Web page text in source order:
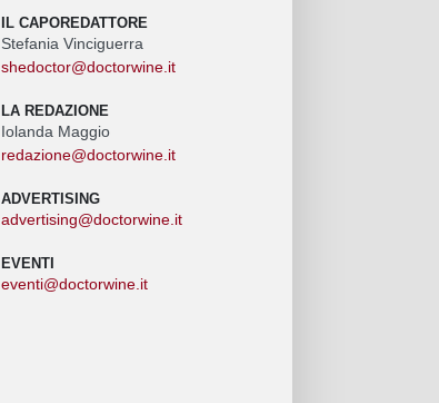
IL CAPOREDATTORE
Stefania Vinciguerra
shedoctor@doctorwine.it
LA REDAZIONE
Iolanda Maggio
redazione@doctorwine.it
ADVERTISING
advertising@doctorwine.it
EVENTI
eventi@doctorwine.it